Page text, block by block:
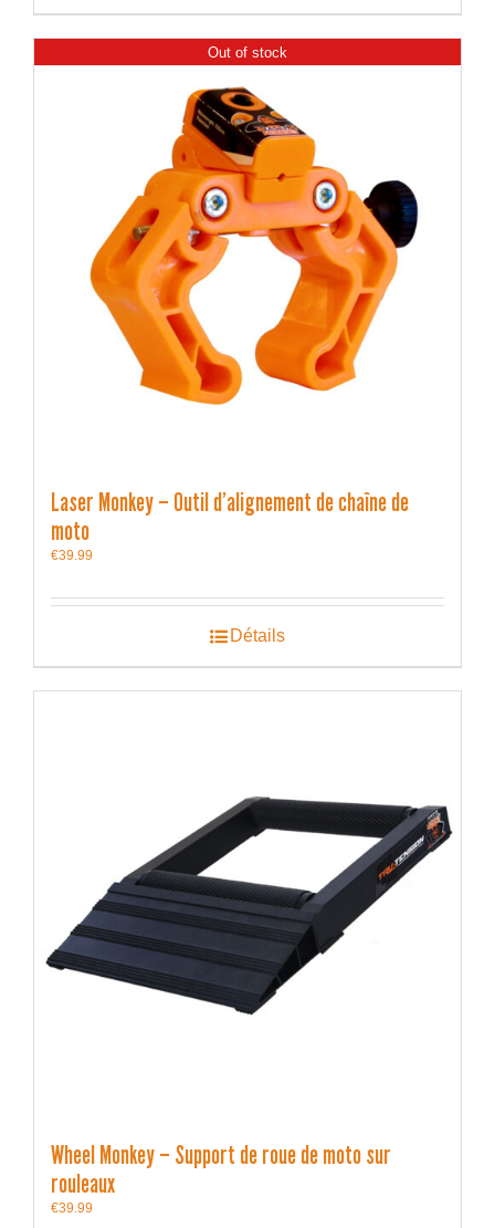
Out of stock
Laser Monkey – Outil d’alignement de chaîne de
moto
€39.99
Détails
Wheel Monkey – Support de roue de moto sur
rouleaux
€39.99